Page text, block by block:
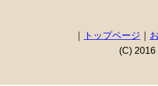
トップページ
(C)